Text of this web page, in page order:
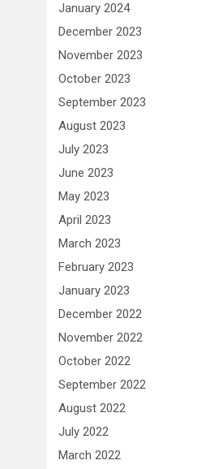
January 2024
December 2023
November 2023
October 2023
September 2023
August 2023
July 2023
June 2023
May 2023
April 2023
March 2023
February 2023
January 2023
December 2022
November 2022
October 2022
September 2022
August 2022
July 2022
March 2022